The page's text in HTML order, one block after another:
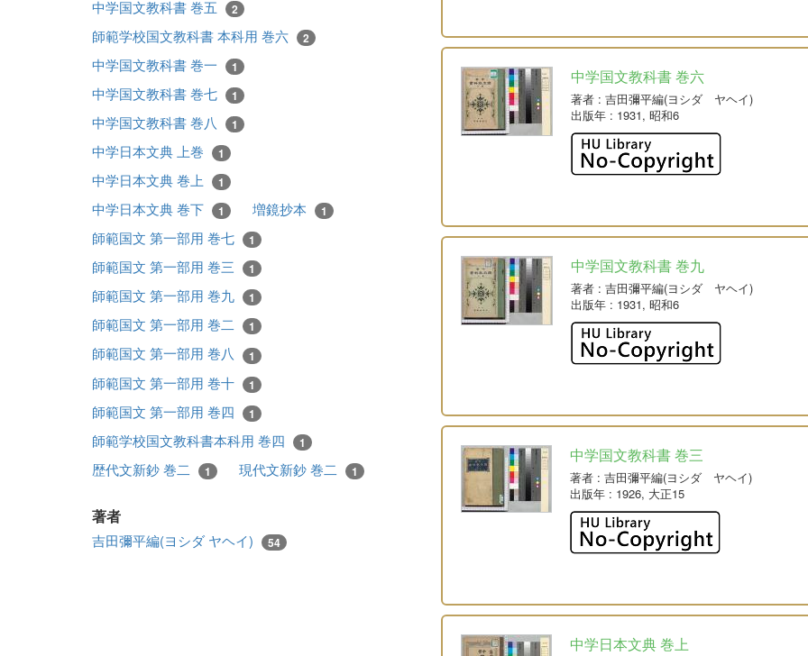
中学国文教科書 巻五 2
師範学校国文教科書 本科用 巻六 2
中学国文教科書 巻一 1
中学国文教科書 巻七 1
中学国文教科書 巻八 1
中学日本文典 上巻 1
中学日本文典 巻上 1
中学日本文典 巻下 1 増鏡抄本 1
師範国文 第一部用 巻七 1
師範国文 第一部用 巻三 1
師範国文 第一部用 巻九 1
師範国文 第一部用 巻二 1
師範国文 第一部用 巻八 1
師範国文 第一部用 巻十 1
師範国文 第一部用 巻四 1
師範学校国文教科書本科用 巻四 1
歴代文新鈔 巻二 1 現代文新鈔 巻二 1
著者
吉田彌平編(ヨシダ ヤヘイ) 54
中学国文教科書 巻六
著者: 吉田彌平編(ヨシダ ヤヘイ)
出版年: 1931, 昭和6
中学国文教科書 巻九
著者: 吉田彌平編(ヨシダ ヤヘイ)
出版年: 1931, 昭和6
中学国文教科書 巻三
著者: 吉田彌平編(ヨシダ ヤヘイ)
出版年: 1926, 大正15
中学日本文典 巻上